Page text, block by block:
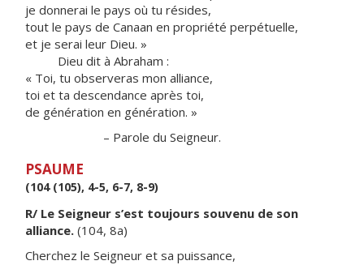
je donnerai le pays où tu résides,
tout le pays de Canaan en propriété perpétuelle,
et je serai leur Dieu. »
Dieu dit à Abraham :
« Toi, tu observeras mon alliance,
toi et ta descendance après toi,
de génération en génération. »
– Parole du Seigneur.
PSAUME
(104 (105), 4-5, 6-7, 8-9)
R/ Le Seigneur s’est toujours souvenu de son
alliance. (104, 8a)
Cherchez le Seigneur et sa puissance,